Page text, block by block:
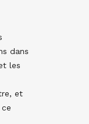
dans
les
et